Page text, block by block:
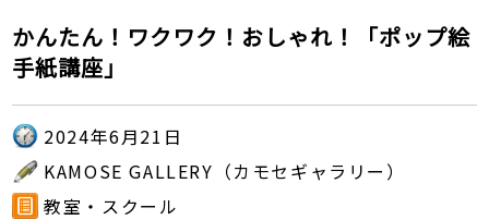
かんたん！ワクワク！おしゃれ！「ポップ絵
手紙講座」
2024年6月21日
KAMOSE GALLERY（カモセギャラリー）
教室・スクール